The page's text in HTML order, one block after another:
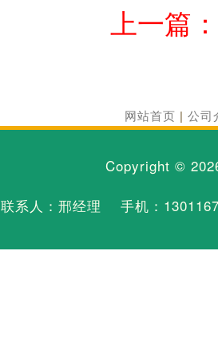
上一篇
网站首页 | 公司
Copyright ©
联系人：邢经理 手机：